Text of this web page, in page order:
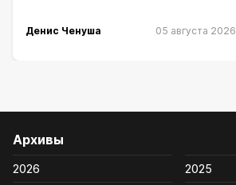
Денис Ченуша 05 августа 2026
Архивы
2026
2025